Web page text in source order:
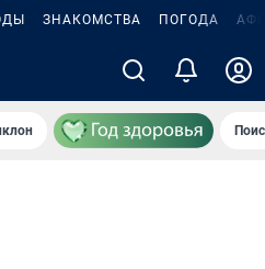
ЗНАКОМСТВА ПОГОДА